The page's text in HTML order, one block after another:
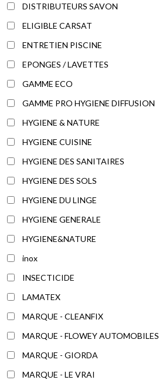
DISTRIBUTEURS SAVON
ELIGIBLE CARSAT
ENTRETIEN PISCINE
EPONGES / LAVETTES
GAMME ECO
GAMME PRO HYGIENE DIFFUSION
HYGIENE & NATURE
HYGIENE CUISINE
HYGIENE DES SANITAIRES
HYGIENE DES SOLS
HYGIENE DU LINGE
HYGIENE GENERALE
HYGIENE&NATURE
inox
INSECTICIDE
LAMATEX
MARQUE - CLEANFIX
MARQUE - FLOWEY AUTOMOBILES
MARQUE - GIORDA
MARQUE - LE VRAI